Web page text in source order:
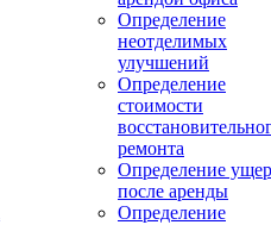
Определение
неотделимых
улучшений
Определение
стоимости
ремонта
Определение
после аренды
Определение